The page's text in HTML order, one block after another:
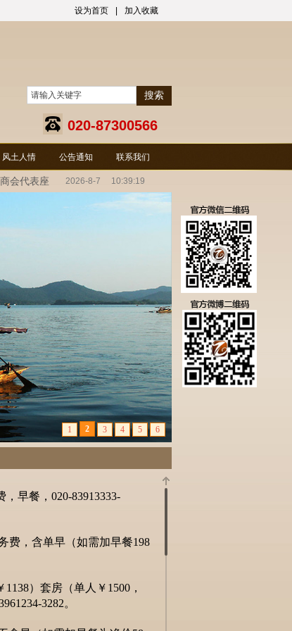
设为首页 加入收藏
搜索
020-87300566
风土人情 公告通知 联系我们
会代表座
2026-8-7 10:39:20
早餐，020-83913333-
费，含单早（如需加早餐198
）套房（单人￥1500，
3282。